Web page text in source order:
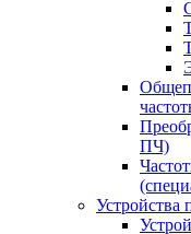
ПЧ)
Устройства